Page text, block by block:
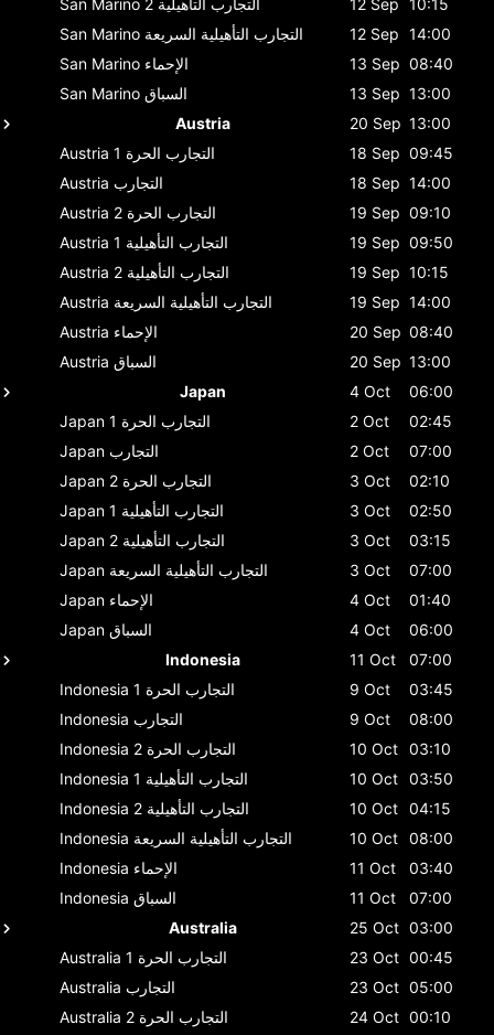
San Marino التجارب التأهيلية السريعة 12 Sep 14:00
San Marino الإحماء 13 Sep 08:40
San Marino السباق 13 Sep 13:00
Austria
20 Sep 13:00
Austria
التجارب الحرة 1 18 Sep 09:45
Austria التجارب 18 Sep 14:00
Austria
التجارب الحرة 2 19 Sep 09:10
Austria
التجارب التأهيلية 1 19 Sep 09:50
Austria
التجارب التأهيلية 2 19 Sep 10:15
Austria التجارب التأهيلية السريعة 19 Sep 14:00
Austria الإحماء 20 Sep 08:40
Austria السباق 20 Sep 13:00
Japan
4 Oct
06:00
Japan
التجارب الحرة 1 2 Oct
02:45
Japan التجارب 2 Oct
07:00
Japan
التجارب الحرة 2 3 Oct
02:10
Japan
التجارب التأهيلية 1 3 Oct
02:50
Japan
التجارب التأهيلية 2 3 Oct
03:15
Japan التجارب التأهيلية السريعة 3 Oct
07:00
Japan الإحماء 4 Oct
01:40
Japan السباق 4 Oct
06:00
Indonesia
11 Oct
07:00
Indonesia
التجارب الحرة 1 9 Oct
03:45
Indonesia التجارب 9 Oct
08:00
Indonesia
التجارب الحرة 2 10 Oct 03:10
Indonesia
التجارب التأهيلية 1 10 Oct 03:50
Indonesia
التجارب التأهيلية 2 10 Oct 04:15
Indonesia التجارب التأهيلية السريعة 10 Oct 08:00
Indonesia الإحماء 11 Oct
03:40
Indonesia السباق 11 Oct
07:00
Australia
25 Oct 03:00
Australia
التجارب الحرة 1 23 Oct 00:45
Australia التجارب 23 Oct 05:00
Australia
التجارب الحرة 2 24 Oct 00:10